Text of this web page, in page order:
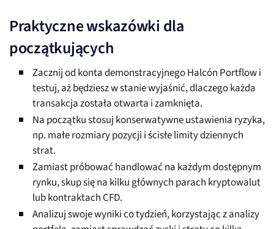
Praktyczne wskazówki dla
początkujących
Zacznij od konta demonstracyjnego Halcón Portflow i
testuj, aż będziesz w stanie wyjaśnić, dlaczego każda
transakcja została otwarta i zamknięta.
Na początku stosuj konserwatywne ustawienia ryzyka,
np. małe rozmiary pozycji i ścisłe limity dziennych
strat.
Zamiast próbować handlować na każdym dostępnym
rynku, skup się na kilku głównych parach kryptowalut
lub kontraktach CFD.
Analizuj swoje wyniki co tydzień, korzystając z analizy